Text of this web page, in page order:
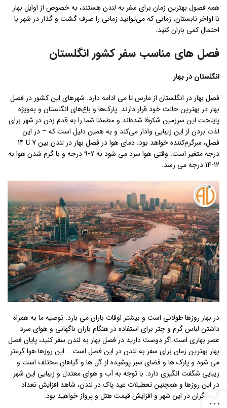
همه فصول بهترین زمان برای سفر به لندن هستند، به خصوص از اوایل بهار
تا اواخر تابستان، زمانی که می‌توانید زمانی را صرف گشت و گذار در شهر با
احتمال کمی باران کنید.
فصل های مناسب سفر کشور انگلستان
انگلستان در بهار
فصل بهار در انگلستان از مارس تا می ادامه دارد. شهرهای این کشور در فصل
بهار در بهترین حالت خود قرار دارند. پارک‌ها و باغ‌های انگلستان و به‌ویژه
پایتخت این سرزمین شکوفا شده‌اند و مطمئناً شما را به قدم زدن در شهر برای
لذت بردن از این زیبایی وادار می‌کند و به همین دلیل است که – در این
فصل، سرگرم‌کننده خواهد بود. دمای هوا در فصل بهار در لندن بین 7 تا 14
درجه متغیر است. وقتی هوا سرد می شود به 7-9 درجه و با گرم شدن هوا به
12-14 درجه می رسد.
در بهار روزها طولانی است و بیشتر اوقات باران می بارد. توصیه ما به همراه
داشتن لباس گرم و چتر برای استفاده در هنگام باران ناگهانی و هوای سرد
عصر بهاری است.اگر دوست دارید در فصل بهار به لندن سفر کنید، پایان فصل
بهار بهترین زمان برای سفر به لندن در این فصل است. . این روزها هوا گرمتر
می شود و پارک ها و فضای سبز پوشیده از گل ها و گیاهان مختلف است و
زیبایی شگفت انگیزی دارد. با توجه به آب و هوای معتدل و زیبایی این شهر
در این روزها و همچنین تعطیلات عید پاک در لندن، شاهد افزایش تعداد
گردشگران در این شهر و افزایش قیمت هتل و پرواز خواهید بود.